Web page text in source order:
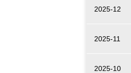
2025-12
2025-11
2025-10